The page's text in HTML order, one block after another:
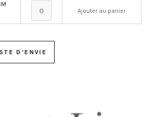
Ajouter au panier
D'ENVIE